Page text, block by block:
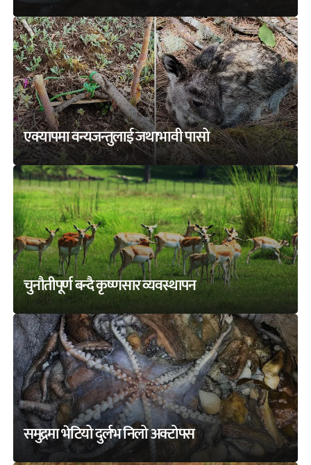
एक्यापमा वन्यजन्तुलाई जथाभावी पासो
चुनौतीपूर्ण बन्दै कृष्णसार व्यवस्थापन
समुद्रमा भेटियो दुर्लभ निलो अक्टोपस